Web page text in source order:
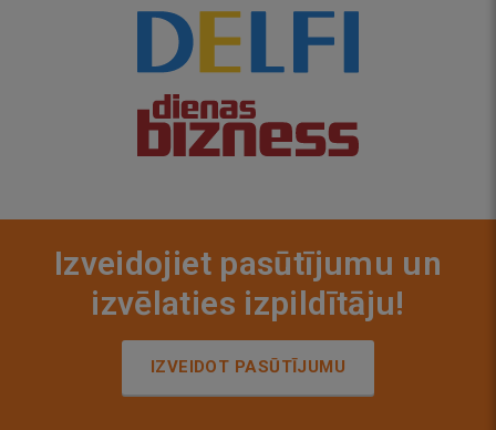
Izveidojiet pasūtījumu un
izvēlaties izpildītāju!
IZVEIDOT PASŪTĪJUMU